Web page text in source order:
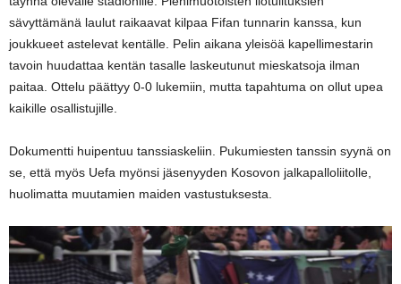
sävyttämänä laulut raikaavat kilpaa Fifan tunnarin kanssa, kun
joukkueet astelevat kentälle. Pelin aikana yleisöä kapellimestarin
tavoin huudattaa kentän tasalle laskeutunut mieskatsoja ilman
paitaa. Ottelu päättyy 0-0 lukemiin, mutta tapahtuma on ollut upea
kaikille osallistujille.
Dokumentti huipentuu tanssiaskeliin. Pukumiesten tanssin syynä on
se, että myös Uefa myönsi jäsenyyden Kosovon jalkapalloliitolle,
huolimatta muutamien maiden vastustuksesta.